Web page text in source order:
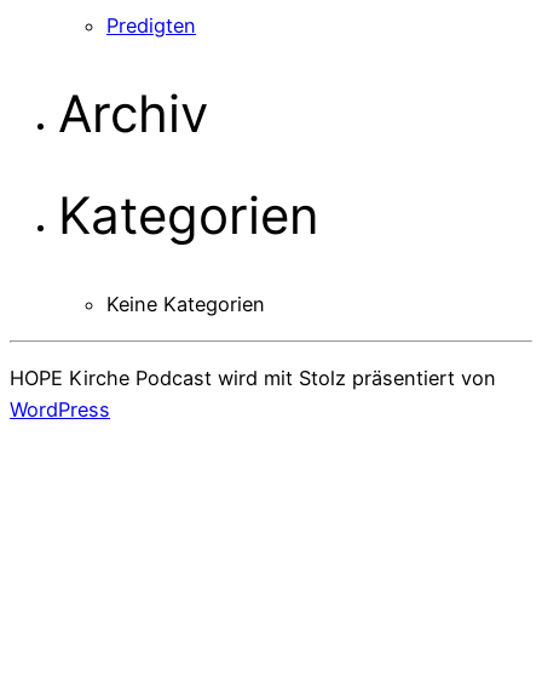
Predigten
Archiv
Kategorien
Keine Kategorien
HOPE Kirche Podcast wird mit Stolz präsentiert von
WordPress